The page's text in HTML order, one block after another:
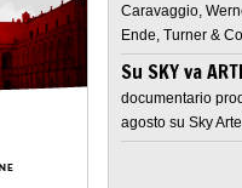
Caravaggio,
Ende, Turner &
Su SKY va
documentario
agosto su Sky Arte